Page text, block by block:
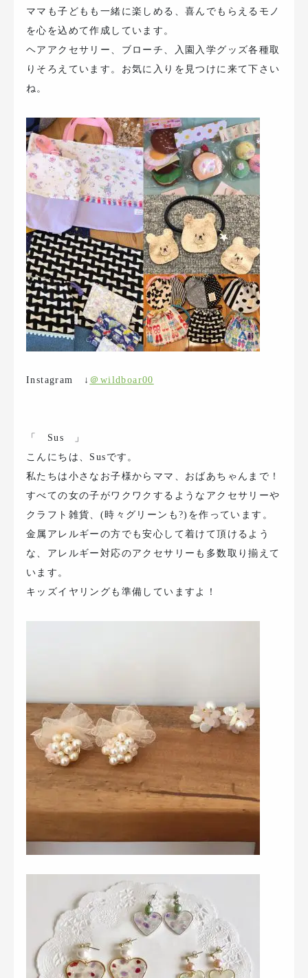
ママも子どもも一緒に楽しめる、喜んでもらえるモノ
を心を込めて作成しています。
ヘアアクセサリー、ブローチ、入園入学グッズ各種取
りそろえています。お気に入りを見つけに来て下さい
ね。
Instagram ↓ ＠wildboar00
「 Sus 」
こんにちは、Susです。
私たちは小さなお子様からママ、おばあちゃんまで！
すべての女の子がワクワクするようなアクセサリーや
クラフト雑貨、(時々グリーンも?)を作っています。
金属アレルギーの方でも安心して着けて頂けるよう
な、アレルギー対応のアクセサリーも多数取り揃えて
います。
キッズイヤリングも準備していますよ！